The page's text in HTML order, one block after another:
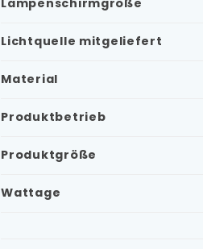
Lampenschirmgröße
Lichtquelle mitgeliefert
Material
Produktbetrieb
Produktgröße
Wattage